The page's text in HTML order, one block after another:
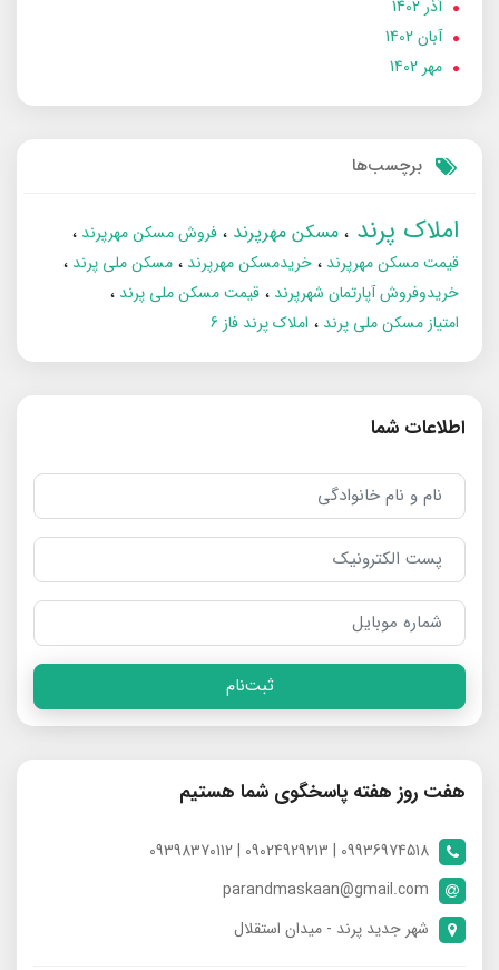
آذر 1402
آبان 1402
مهر 1402
برچسب‌ها
املاک پرند مسکن مهرپرند
فروش مسکن مهرپرند
قیمت مسکن مهرپرند
خریدمسکن مهرپرند
مسکن ملی پرند
خریدوفروش آپارتمان شهرپرند
قیمت مسکن ملی پرند
امتیاز مسکن ملی پرند
املاک پرند فاز 6
اطلاعات شما
ثبت‌نام
هفت روز هفته پاسخگوی شما هستیم
09936974518 | 09024929213 | 09398370112
parandmaskaan@gmail.com
شهر جدید پرند - میدان استقلال